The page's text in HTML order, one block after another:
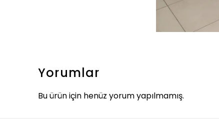
Yorumlar
Bu ürün için henüz yorum yapılmamış.